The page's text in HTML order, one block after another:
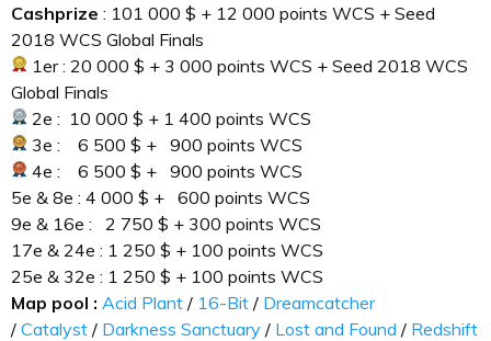
Cashprize : 101 000 $ + 12 000 points WCS + Seed
2018 WCS Global Finals
1er : 20 000 $ + 3 000 points WCS + Seed 2018 WCS
Global Finals
2e : 10 000 $ + 1 400 points WCS
3e : 6 500 $ + 900 points WCS
4e : 6 500 $ + 900 points WCS
5e & 8e : 4 000 $ + 600 points WCS
9e & 16e : 2 750 $ + 300 points WCS
17e & 24e : 1 250 $ + 100 points WCS
25e & 32e : 1 250 $ + 100 points WCS
Map pool : Acid Plant / 16-Bit / Dreamcatcher
/ Catalyst / Darkness Sanctuary / Lost and Found / Redshift